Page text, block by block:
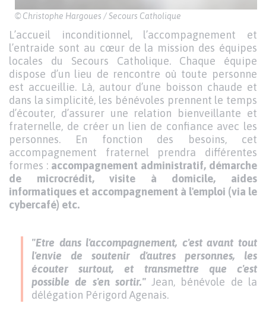
© Christophe Hargoues / Secours Catholique
L’accueil inconditionnel, l’accompagnement et
l’entraide sont au cœur de la mission des équipes
locales du Secours Catholique. Chaque équipe
dispose d’un lieu de rencontre où toute personne
est accueillie. Là, autour d’une boisson chaude et
dans la simplicité, les bénévoles prennent le temps
d’écouter, d’assurer une relation bienveillante et
fraternelle, de créer un lien de confiance avec les
personnes. En fonction des besoins, cet
accompagnement fraternel prendra différentes
formes : accompagnement administratif, démarche
de microcrédit, visite à domicile, aides
informatiques et accompagnement à l'emploi (via le
cybercafé) etc.
"Etre dans l'accompagnement, c'est avant tout
l'envie de soutenir d'autres personnes, les
écouter surtout, et transmettre que c'est
possible de s'en sortir." Jean, bénévole de la
délégation Périgord Agenais.